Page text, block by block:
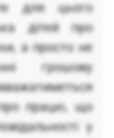
для цього
дітей про
а просто не
грошову
працю, що
у